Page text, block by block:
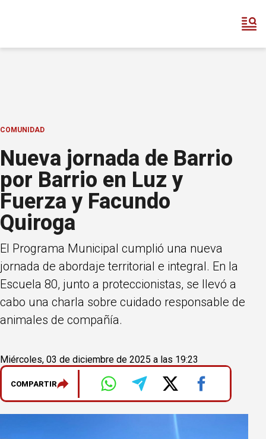
COMUNIDAD
Nueva jornada de Barrio
por Barrio en Luz y
Fuerza y Facundo
Quiroga
El Programa Municipal cumplió una nueva
jornada de abordaje territorial e integral. En la
Escuela 80, junto a proteccionistas, se llevó a
cabo una charla sobre cuidado responsable de
animales de compañía.
Miércoles, 03 de diciembre de 2025 a las 19:23
COMPARTIR